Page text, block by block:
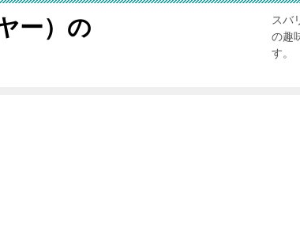
ー）の
スバ
の趣
す。